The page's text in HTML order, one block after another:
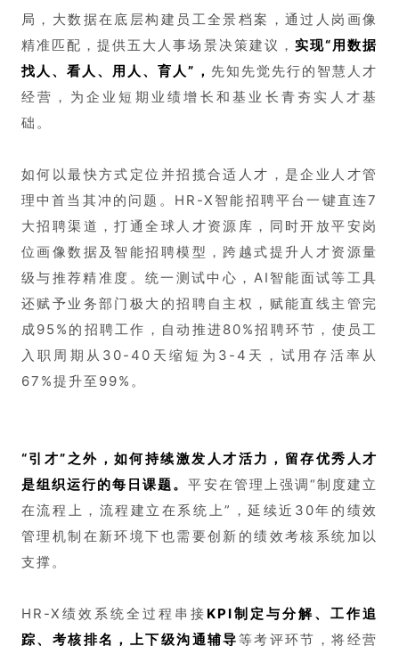
局，大数据在底层构建员工全景档案 ，通过人岗画像
精准匹配，提供五大人事场景决策建议， 实现“用数据
找人、看人、用人、育人”， 先知先觉先行的智慧人才
经营，为企业短期业绩增长和基业长青夯实人才基
础。
如何以最快方式定位并招揽合适人才，是企业人才管
理中首当其冲的问题。HR-X智能招聘平台一键直连7
大招聘渠道，打通全球人才资源库，同时开放平安岗
位画像数据及智能招聘模型，跨越式提升人才资源量
级与推荐精准度。 统一测试中心，AI智能面试等工具
还赋予业务部门极大的招聘自主权，赋能直线主管完
成95%的招聘工作，自动推进80%招聘环节，使员工
入职周期从30-40天缩短为3-4天，试用存活率从
67%提升至99%。
“引才”之外，如何持续激发人才活力，留存优秀人才
是组织运行的每日课题。平安在管理上强调“制度建立
在流程上，流程建立在系统上”，延续近30年的绩效
管理机制在新环境下也需要创新的绩效考核系统加以
支撑。
HR-X绩效系统全过程串接 KPI制定与分解、工作追
踪、考核排名，上下级沟通辅导等考评环节，将经营